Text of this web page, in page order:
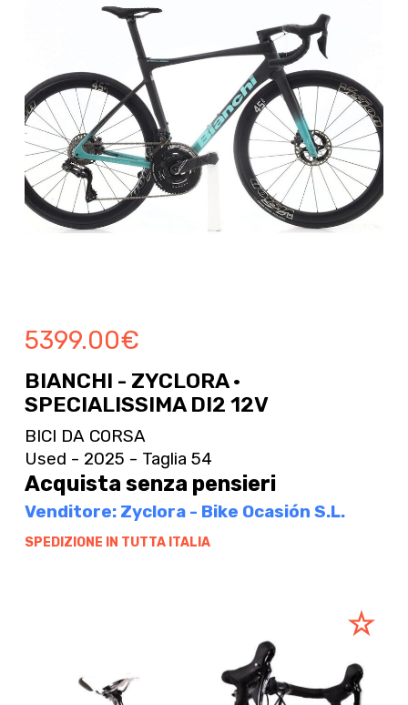
5399.00€
BIANCHI - ZYCLORA ·
SPECIALISSIMA DI2 12V
BICI DA CORSA
Used - 2025 - Taglia 54
Acquista senza pensieri
Venditore: Zyclora - Bike Ocasión S.L.
SPEDIZIONE IN TUTTA ITALIA